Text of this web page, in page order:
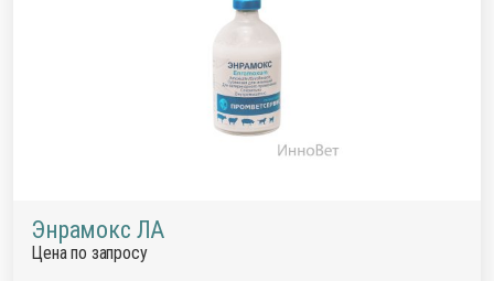
Энрамокс ЛА
Цена по запросу